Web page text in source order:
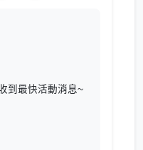
到最快活動消息~